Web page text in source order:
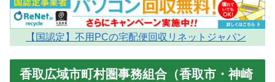
【国認定】不用PCの宅配便回収リネットジャパン
香取広域市町村圏事務組合（香取市・神崎